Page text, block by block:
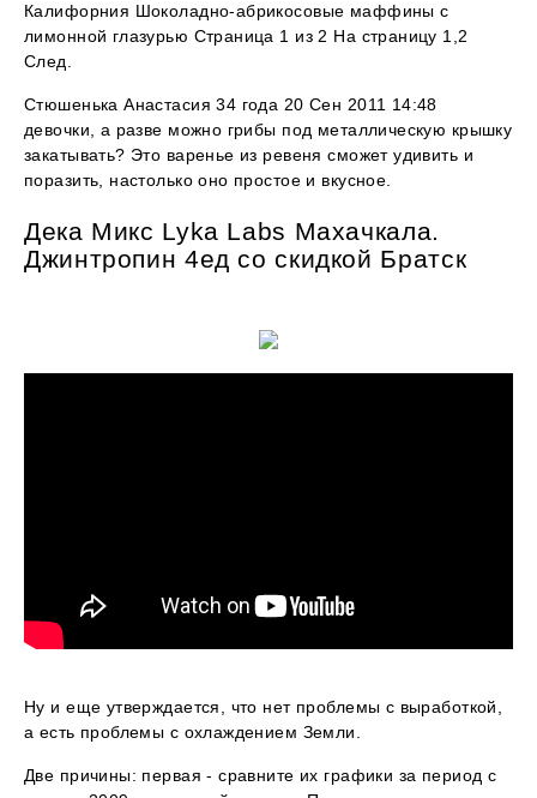
Калифорния Шоколадно-абрикосовые маффины с
лимонной глазурью Страница 1 из 2 На страницу 1,2
След.
Стюшенька Анастасия 34 года 20 Сен 2011 14:48
девочки, а разве можно грибы под металлическую крышку
закатывать? Это варенье из ревеня сможет удивить и
поразить, настолько оно простое и вкусное.
Дека Микс Lyka Labs Махачкала.
Джинтропин 4ед со скидкой Братск
Ну и еще утверждается, что нет проблемы с выработкой,
а есть проблемы с охлаждением Земли.
Две причины: первая - сравните их графики за период с